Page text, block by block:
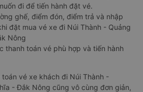
đi để tiến hành đặt vé.
ghế, điểm đón, điểm trả và nhập
đặt mua vé xe đi Núi Thành - Quảng
Nông
thanh toán vé phù hợp và tiến hành
vé xe khách đi Núi Thành -
- Đắk Nông cũng vô cùng đơn giản,